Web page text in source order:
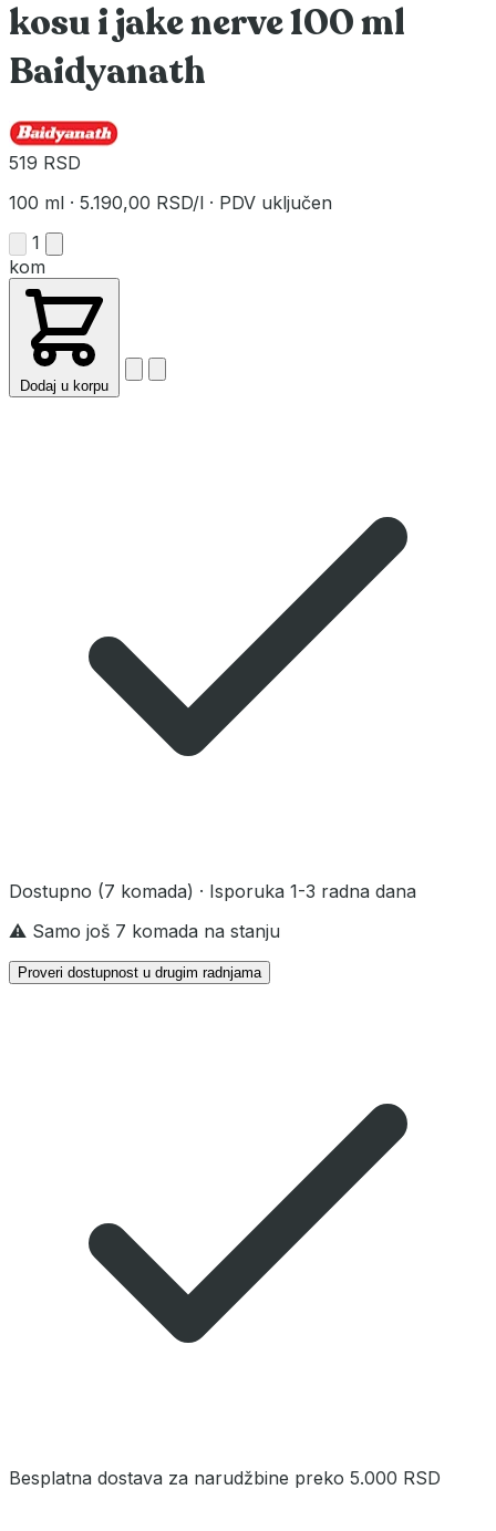
kosu i jake nerve 100 ml
Baidyanath
519 RSD
100 ml · 5.190,00 RSD/l · PDV uključen
1
kom
Dodaj u korpu
Dostupno (7 komada) · Isporuka 1-3 radna dana
⚠️ Samo još 7 komada na stanju
Proveri dostupnost u drugim radnjama
Besplatna dostava za narudžbine preko 5.000 RSD